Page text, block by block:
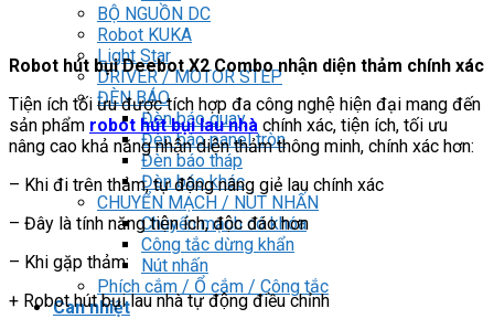
BỘ NGUỒN DC
Robot KUKA
Light Star
DRIVER / MOTOR STEP
ĐÈN BÁO
Đèn báo quay
Đèn báo panel tròn
Đèn báo tháp
Đèn báo khác
CHUYỂN MẠCH / NÚT NHẤN
Chuyển mạch có khóa
Công tắc dừng khẩn
Nút nhấn
Phích cắm / Ổ cắm / Công tắc
Can nhiệt
Robot hút bụi Deebot X2 Combo nhận diện thảm chính xác
Tiện ích tối ưu được tích hợp đa công nghệ hiện đại mang đến
sản phẩm robot hút bụi lau nhà chính xác, tiện ích, tối ưu
nâng cao khả năng nhận diện thảm thông minh, chính xác hơn:
– Khi đi trên thảm, tự động nâng giẻ lau chính xác
– Đây là tính năng tiện ích, độc đáo hơn
– Khi gặp thảm:
+ Robot hút bụi lau nhà tự động điều chỉnh